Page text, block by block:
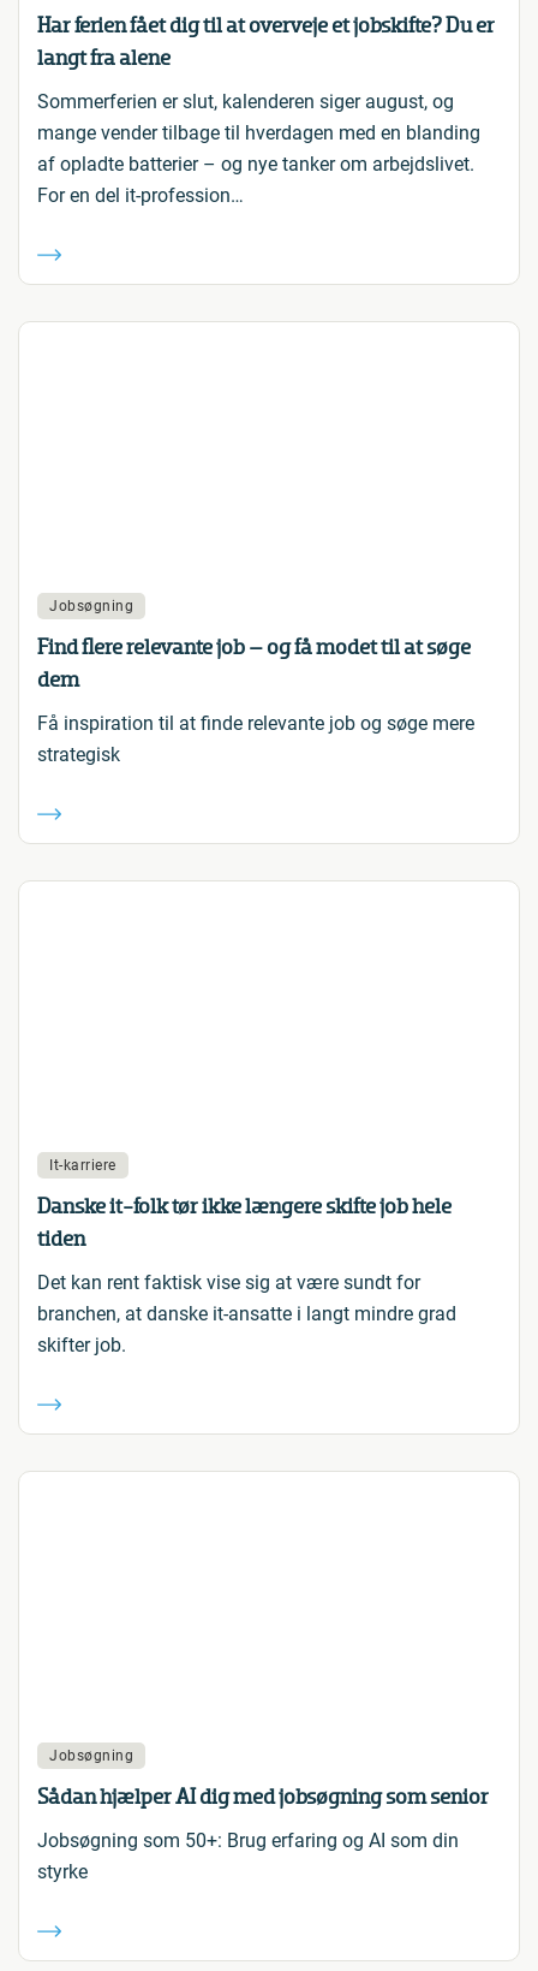
Har ferien fået dig til at overveje et jobskifte? Du er
langt fra alene
Sommerferien er slut, kalenderen siger august, og
mange vender tilbage til hverdagen med en blanding
af opladte batterier – og nye tanker om arbejdslivet.
For en del it-profession…
Jobsøgning
Find flere relevante job – og få modet til at søge
dem
Få inspiration til at finde relevante job og søge mere
strategisk
It-karriere
Danske it-folk tør ikke længere skifte job hele
tiden
Det kan rent faktisk vise sig at være sundt for
branchen, at danske it-ansatte i langt mindre grad
skifter job.
Jobsøgning
Sådan hjælper AI dig med jobsøgning som senior
Jobsøgning som 50+: Brug erfaring og AI som din
styrke